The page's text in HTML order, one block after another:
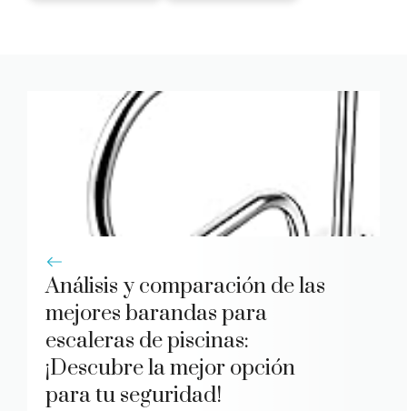
Análisis y comparación de las
mejores barandas para
escaleras de piscinas:
¡Descubre la mejor opción
para tu seguridad!